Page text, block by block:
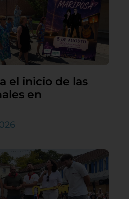
el inicio de las
en